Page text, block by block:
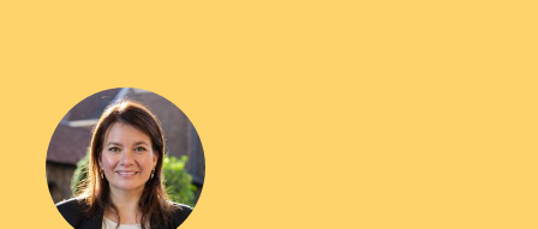
KlimaatLesSnacks